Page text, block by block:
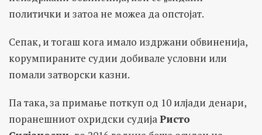
политички и затоа не можеа да опстојат.
Сепак, и тогаш кога имало издржани обвиненија,
корумпираните судии добивале условни или
помали затворски казни.
Па така, за примање поткуп од 10 илјади денари,
поранешниот охридски судијаРисто